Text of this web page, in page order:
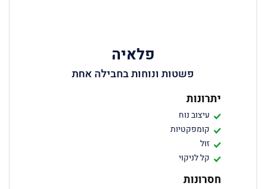
פלאיה
פשטות ונוחות בחבילה אחת
יתרונות
עיצוב נוח
קומפקטיות
זול
קל לניקוי
חסרונות